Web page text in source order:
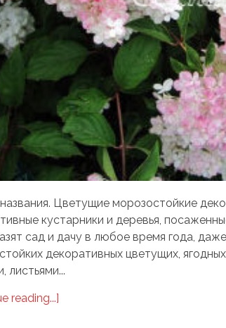
Цветущие морозостойкие
кустарники и деревья,
сад и дачу в любое время года,
декоративных цветущих,
листьями...
reading...]